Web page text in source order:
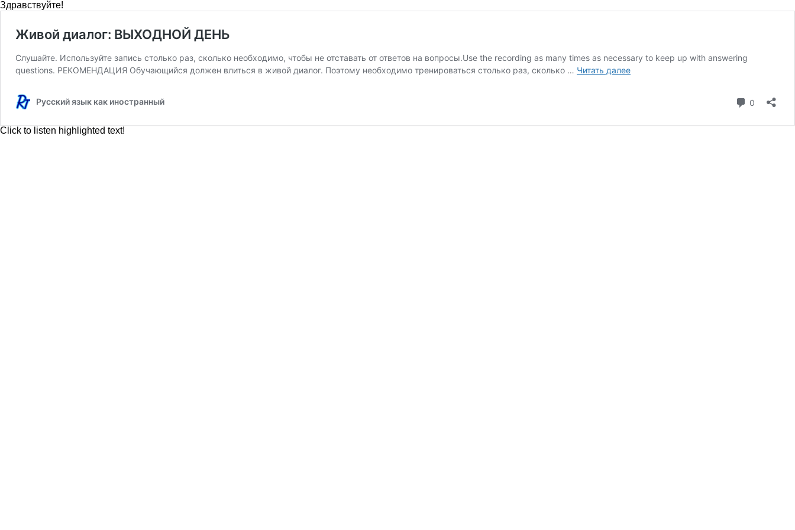
Здравствуйте!
Живой диалог: ВЫХОДНОЙ ДЕНЬ
Слушайте. Используйте запись столько раз, сколько необходимо, чтобы не отставать от ответов на вопросы.Use the recording as many times as necessary to keep up with answering
questions. РЕКОМЕНДАЦИЯ Обучающийся должен влиться в живой диалог. Поэтому необходимо тренироваться столько раз, сколько … Читать далееЖивой
Русский язык как иностранный 0
Click to listen highlighted text!